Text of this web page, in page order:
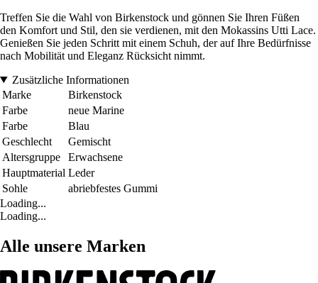
Treffen Sie die Wahl von Birkenstock und gönnen Sie Ihren Füßen
den Komfort und Stil, den sie verdienen, mit den Mokassins Utti Lace.
Genießen Sie jeden Schritt mit einem Schuh, der auf Ihre Bedürfnisse
nach Mobilität und Eleganz Rücksicht nimmt.
Zusätzliche Informationen
Marke
Birkenstock
Farbe
neue Marine
Farbe
Blau
Geschlecht
Gemischt
Altersgruppe
Erwachsene
Hauptmaterial Leder
Sohle
abriebfestes Gummi
Loading...
Loading...
Alle unsere Marken